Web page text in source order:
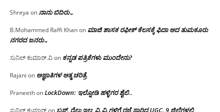
Shreya on ನಾನು ಬಿದಿರು…
B.Mohammed Raffi Khanon ಮಾಜಿ ಶಾಸಕ ರಫೀಕ್ ಕೆಲಸಕ್ಕೆ ಫಿದಾ ಆದ ತುಮಕೂರು
ನಗರದ ಜನರು…
ಸುನಿಲ್ ಕುಮಾರ್.ವಿon ಕನ್ನಡ ಪತ್ರಿಕೆಗಳು ಮುಂದೇನು?
Rajani on ಅಜ್ಞಾತಿಗಳ ಆತ್ಮ ಚರಿತ್ರೆ
PraneethonLockDown: ಇಲ್ನೋಡಿ ಹಳ್ಳಿಗರ ಶೈಲಿ..